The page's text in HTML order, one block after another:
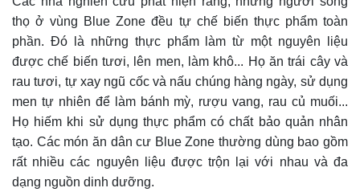
thọ ở vùng Blue Zone đều tự chế biến thực phẩm toàn
phần. Đó là những thực phẩm làm từ một nguyên liệu
được chế biến tươi, lên men, làm khô... Họ ăn trái cây và
rau tươi, tự xay ngũ cốc và nấu chúng hàng ngày, sử dụng
men tự nhiên để làm bánh mỳ, rượu vang, rau củ muối...
Họ hiếm khi sử dụng thực phẩm có chất bảo quản nhân
tạo. Các món ăn dân cư Blue Zone thường dùng bao gồm
rất nhiều các nguyên liệu được trộn lại với nhau và đa
dạng nguồn dinh dưỡng.